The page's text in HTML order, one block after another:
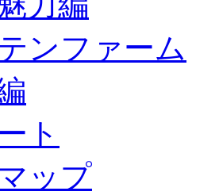
ンファーム
ト
ップ